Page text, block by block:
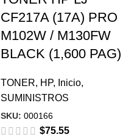
CF217A (17A) PRO
M102W / M130FW
BLACK (1,600 PAG)
TONER, HP, Inicio,
SUMINISTROS
SKU: 000166
$75.55